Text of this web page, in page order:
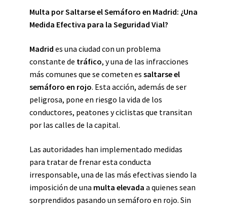
Multa por Saltarse el Semáforo en Madrid: ¿Una
Medida Efectiva para la Seguridad Vial?
Madrid es una ciudad con un problema
constante de tráfico, y una de las infracciones
más comunes que se cometen es saltarse el
semáforo en rojo. Esta acción, además de ser
peligrosa, pone en riesgo la vida de los
conductores, peatones y ciclistas que transitan
por las calles de la capital.
Las autoridades han implementado medidas
para tratar de frenar esta conducta
irresponsable, una de las más efectivas siendo la
imposición de una multa elevada a quienes sean
sorprendidos pasando un semáforo en rojo. Sin